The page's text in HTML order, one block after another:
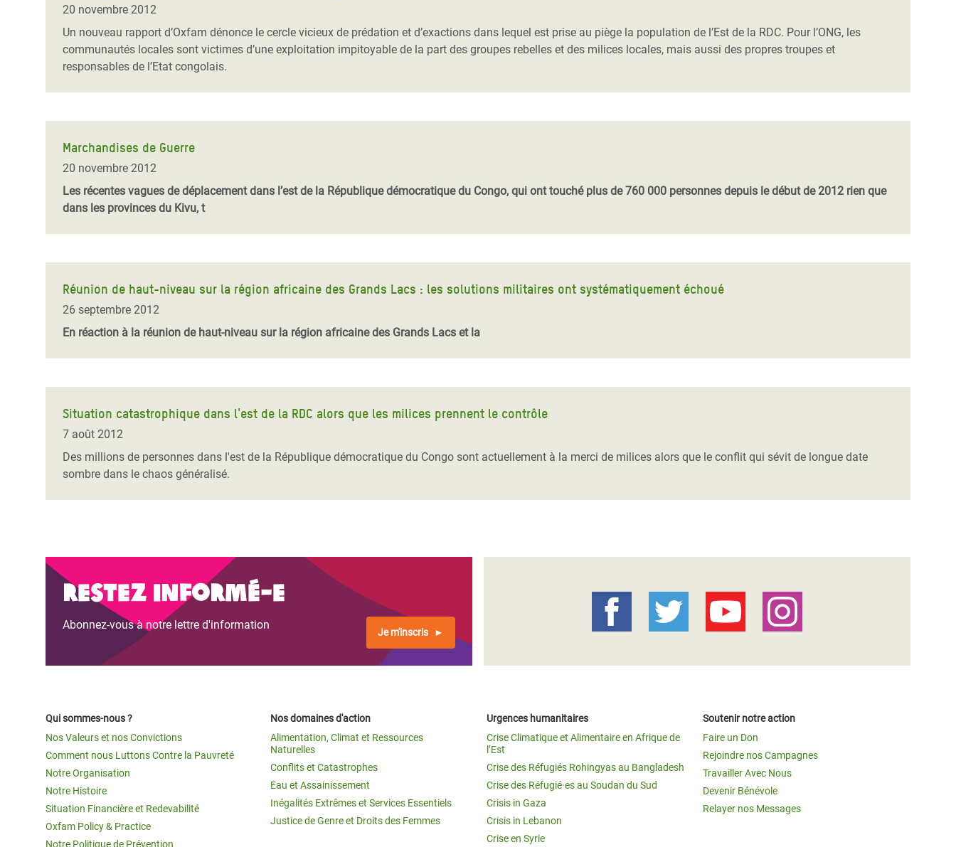
20 novembre 2012
Un nouveau rapport d’Oxfam dénonce le cercle vicieux de prédation et d’exactions dans lequel est prise au piège la population de l’Est de la RDC. Pour l’ONG, les
communautés locales sont victimes d’une exploitation impitoyable de la part des groupes rebelles et des milices locales, mais aussi des propres troupes et
responsables de l’Etat congolais.
Marchandises de Guerre
20 novembre 2012
Les récentes vagues de déplacement dans l’est de la République démocratique du Congo, qui ont touché plus de 760 000 personnes depuis le début de 2012 rien que
dans les provinces du Kivu, t
Réunion de haut-niveau sur la région africaine des Grands Lacs : les solutions militaires ont systématiquement échoué
26 septembre 2012
En réaction à la réunion de haut-niveau sur la région africaine des Grands Lacs et la
Situation catastrophique dans l'est de la RDC alors que les milices prennent le contrôle
7 août 2012
Des millions de personnes dans l'est de la République démocratique du Congo sont actuellement à la merci de milices alors que le conflit qui sévit de longue date
sombre dans le chaos généralisé.
Restez informé-e
Abonnez-vous à notre lettre d'information
Je m'inscris
Qui sommes-nous ?
Nos Valeurs et nos Convictions
Comment nous Luttons Contre la Pauvreté
Notre Organisation
Notre Histoire
Situation Financière et Redevabilité
Oxfam Policy & Practice
Notre Politique de Prévention
Nos domaines d'action
Alimentation, Climat et Ressources
Naturelles
Conflits et Catastrophes
Eau et Assainissement
Inégalités Extrêmes et Services Essentiels
Justice de Genre et Droits des Femmes
Urgences humanitaires
Crise Climatique et Alimentaire en Afrique de
l’Est
Crise des Réfugiés Rohingyas au Bangladesh
Crise des Réfugié·es au Soudan du Sud
Crisis in Gaza
Crisis in Lebanon
Crise en Syrie
Soutenir notre action
Faire un Don
Rejoindre nos Campagnes
Travailler Avec Nous
Devenir Bénévole
Relayer nos Messages